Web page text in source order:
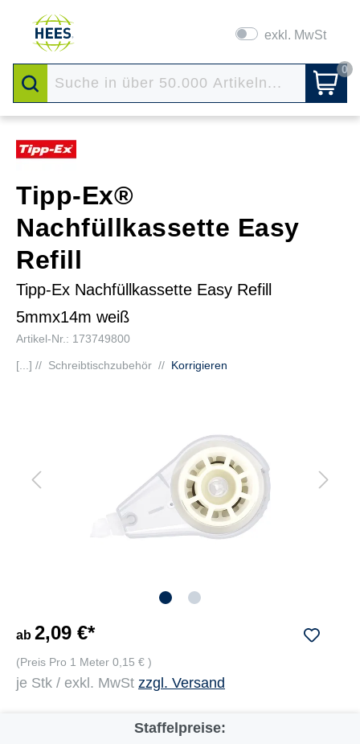
exkl. MwSt
0
Tipp-Ex®
Nachfüllkassette Easy
Refill
Tipp-Ex Nachfüllkassette Easy Refill
5mmx14m weiß
Artikel-Nr.: 173749800
[...] // Schreibtischzubehör // Korrigieren
ab 2,09 €*
(Preis Pro 1 Meter 0,15 € )
je Stk / exkl. MwSt zzgl. Versand
Staffelpreise: